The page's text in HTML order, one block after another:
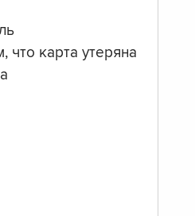
что карта утеряна